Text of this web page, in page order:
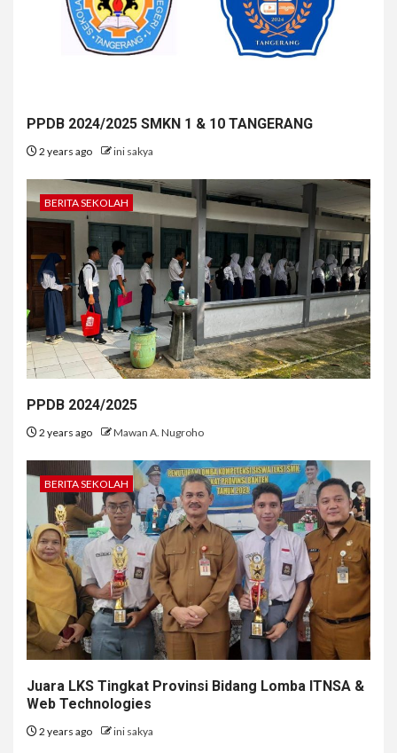
PPDB 2024/2025 SMKN 1 & 10 TANGERANG
2 years ago ini sakya
BERITA SEKOLAH
PPDB 2024/2025
2 years ago Mawan A. Nugroho
BERITA SEKOLAH
Juara LKS Tingkat Provinsi Bidang Lomba ITNSA &
Web Technologies
2 years ago ini sakya